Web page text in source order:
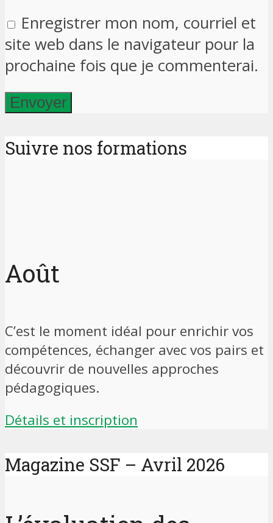
Enregistrer mon nom, courriel et
site web dans le navigateur pour la
prochaine fois que je commenterai.
Suivre nos formations
Août
C’est le moment idéal pour enrichir vos
compétences, échanger avec vos pairs et
découvrir de nouvelles approches
pédagogiques.
Détails et inscription
Magazine SSF – Avril 2026